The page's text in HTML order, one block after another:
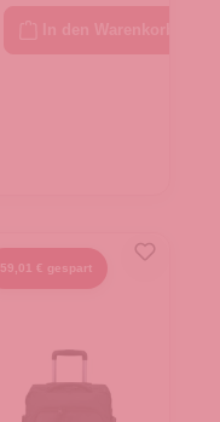
59,01 € gespart